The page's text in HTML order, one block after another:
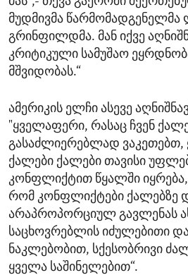
მუდმივმა
გრინფილდმა. მან იქვე
კრიტიკული სამუშაო
მშვიდობას.“
ამერიკის ელჩი ასევე
"ყველაფერი, რასაც ჩვენ
გასაძლიერებლად ვაკეთებთ,
ქალები ქალები თავისი
კონფლიქტით წყალში
რომ კონფლიქტები ქალებზე
არაპროპორციულ გავლენას
საცხოვრებლის იძულებითი
ნაკლებობით, სქესობრივი
ყველა საშინელებით“.